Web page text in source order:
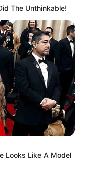
να
. Οι
πληροφοριών
Τώρα, με τον
την
να γνωρίζει
τον
τη δύναμη να
καρδιά του
The Unthinkable!
Looks Like A Model